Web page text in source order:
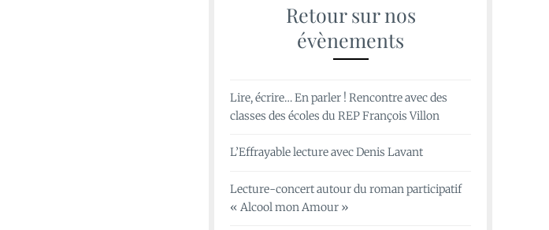
Retour sur nos
évènements
Lire, écrire… En parler ! Rencontre avec des
classes des écoles du REP François Villon
L’Effrayable lecture avec Denis Lavant
Lecture-concert autour du roman participatif
« Alcool mon Amour »